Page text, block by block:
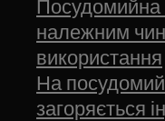
належним
використання
На
загоряється